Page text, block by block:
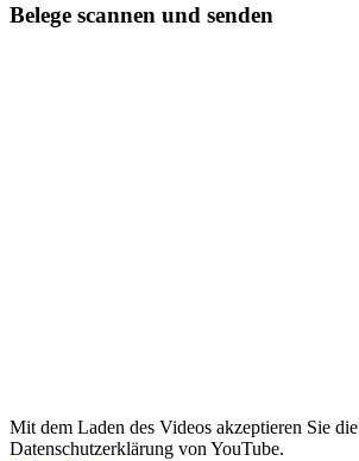
Belege scannen und senden
Mit dem Laden des Videos akzeptieren Sie die
Datenschutzerklärung von YouTube.